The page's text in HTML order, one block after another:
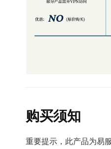
购买须知
重要提示，此产品为易